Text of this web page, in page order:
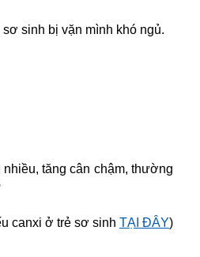
sinh bị vặn mình khó ngủ.
tăng cân chậm, thường
canxi ở trẻ sơ sinh TẠI ĐÂY)